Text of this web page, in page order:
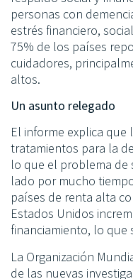
personas con
estrés financiero,
75% de los países
cuidadores,
altos.
Un asunto relegado
El informe explica
tratamientos para la
lo que el problema de
lado por mucho
países de renta alta
Estados Unidos
financiamiento, lo que
La Organización
de las nuevas